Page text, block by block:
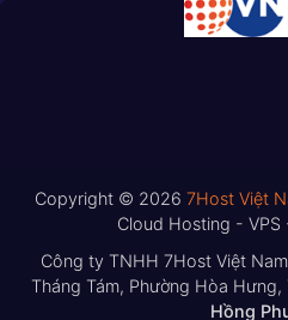
Copyright © 2026 7Host Việt
Cloud Hosting - VPS
Công ty TNHH 7Host Việt
Tháng Tám, Phường Hòa
Hồng